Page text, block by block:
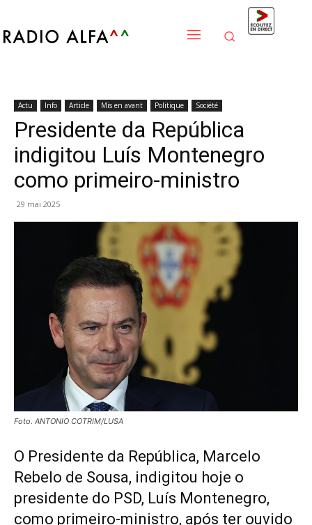
Actu Info Article Mis en avant Politique Société
Presidente da República
indigitou Luís Montenegro
como primeiro-ministro
29 mai 2025
Foto. ANTONIO COTRIM/LUSA
O Presidente da República, Marcelo
Rebelo de Sousa, indigitou hoje o
presidente do PSD, Luís Montenegro,
como primeiro-ministro, após ter ouvido